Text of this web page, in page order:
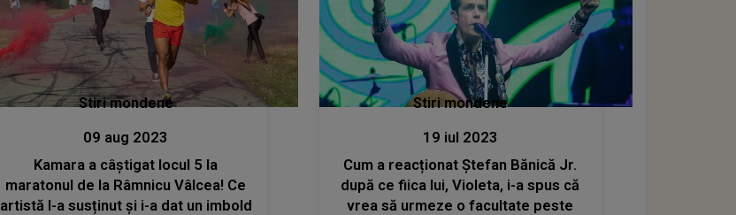
Stiri mondene
09 aug 2023
Kamara a câștigat locul 5 la
maratonul de la Râmnicu Vâlcea! Ce
artistă l-a susținut și i-a dat un imbold
Stiri mondene
19 iul 2023
Cum a reacționat Ștefan Bănică Jr.
după ce fiica lui, Violeta, i-a spus că
vrea să urmeze o facultate peste